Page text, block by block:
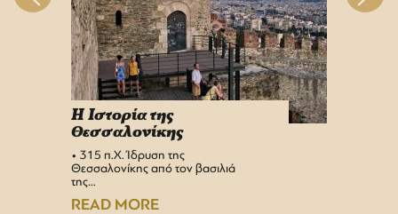
H Iστορία της
Θεσσαλονίκης
• 315 π.Χ. Ίδρυση της
Θεσσαλονίκης από τον βασιλιά
της…
READ MORE